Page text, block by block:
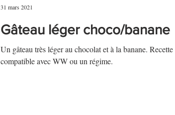
Gâteau léger choco/banane
Un gâteau très léger au chocolat et à la banane. Recette
compatible avec WW ou un régime.
31 mars 2021